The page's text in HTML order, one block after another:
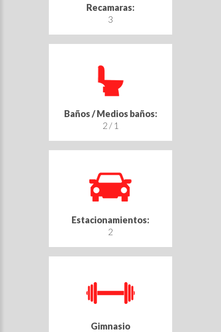
Recamaras:
3
Baños / Medios baños:
2 / 1
Estacionamientos:
2
Gimnasio